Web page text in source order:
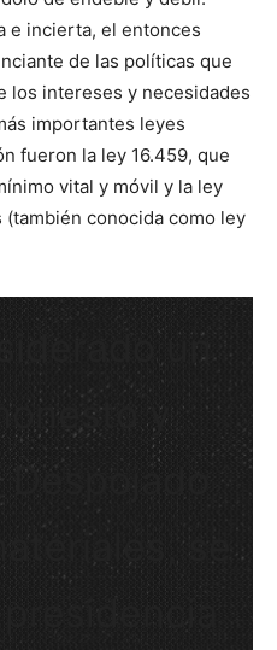
e incierta, el entonces
de las políticas que
los intereses y necesidades
importantes leyes
fueron la ley 16.459, que
vital y móvil y la ley
conocida como ley
un
y
se